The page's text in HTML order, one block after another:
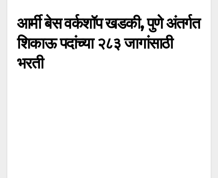
आर्मी बेस वर्कशॉप खडकी, पुणे अंतर्गत
शिकाऊ पदांच्या २८३ जागांसाठी
भरती